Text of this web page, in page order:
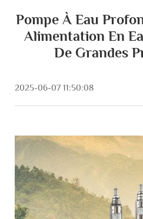
Pompe À Eau
Alimentation En
De Grandes
2025-06-07 11:50:08